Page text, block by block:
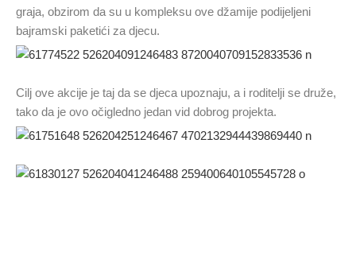
graja, obzirom da su u kompleksu ove džamije podijeljeni
bajramski paketići za djecu.
Cilj ove akcije je taj da se djeca upoznaju, a i roditelji se druže,
tako da je ovo očigledno jedan vid dobrog projekta.